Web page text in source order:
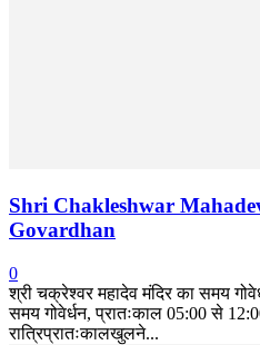
Shri Chakleshwar
Govardhan
0
श्री चक्रेश्वर महादेव मंदिर का समय
समय गोवेर्धन, प्रातःकाल 05:00 से
रात्रिप्रातःकालखुलने...